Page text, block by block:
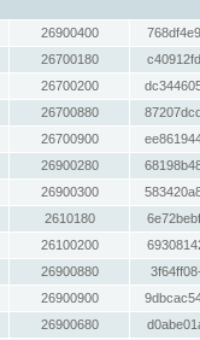
26900400
26700180
26700200
26700880
26700900
26900280
26900300
2610180
26100200
26900880
26900900
26900680